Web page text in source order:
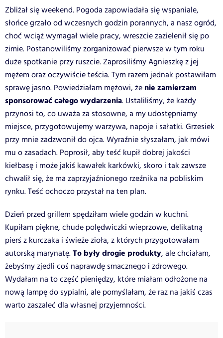
Zbliżał się weekend. Pogoda zapowiadała się wspaniale,
słońce grzało od wczesnych godzin porannych, a nasz ogród,
choć wciąż wymagał wiele pracy, wreszcie zazielenił się po
zimie. Postanowiliśmy zorganizować pierwsze w tym roku
duże spotkanie przy ruszcie. Zaprosiliśmy Agnieszkę z jej
mężem oraz oczywiście teścia. Tym razem jednak postawiłam
sprawę jasno. Powiedziałam mężowi, że nie zamierzam
sponsorować całego wydarzenia. Ustaliliśmy, że każdy
przynosi to, co uważa za stosowne, a my udostępniamy
miejsce, przygotowujemy warzywa, napoje i sałatki. Grzesiek
przy mnie zadzwonił do ojca. Wyraźnie słyszałam, jak mówi
mu o zasadach. Poprosił, aby teść kupił dobrej jakości
kiełbasę i może jakiś kawałek karkówki, skoro i tak zawsze
chwalił się, że ma zaprzyjaźnionego rzeźnika na pobliskim
rynku. Teść ochoczo przystał na ten plan.
Dzień przed grillem spędziłam wiele godzin w kuchni.
Kupiłam piękne, chude polędwiczki wieprzowe, delikatną
pierś z kurczaka i świeże zioła, z których przygotowałam
autorską marynatę.To były drogie produkty, ale chciałam,
żebyśmy zjedli coś naprawdę smacznego i zdrowego.
Wydałam na to część pieniędzy, które miałam odłożone na
nową lampę do sypialni, ale pomyślałam, że raz na jakiś czas
warto zaszaleć dla własnej przyjemności.